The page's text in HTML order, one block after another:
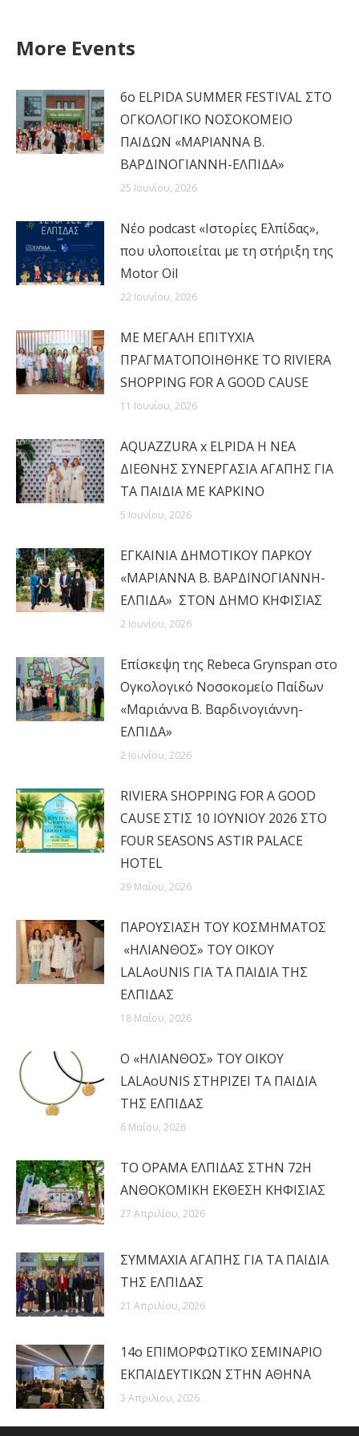
More Events
6ο ELPIDA SUMMER FESTIVAL ΣΤΟ
ΟΓΚΟΛΟΓΙΚΟ ΝΟΣΟΚΟΜΕΙΟ
ΠΑΙΔΩΝ «ΜΑΡΙΑΝΝΑ Β.
ΒΑΡΔΙΝΟΓΙΑΝΝΗ-ΕΛΠΙΔΑ»
25 Ιουνίου, 2026
Νέο podcast «Ιστορίες Ελπίδας»,
που υλοποιείται με τη στήριξη της
Motor Oil
22 Ιουνίου, 2026
MΕ ΜΕΓΑΛΗ ΕΠΙΤΥΧΙΑ
ΠΡΑΓΜΑΤΟΠΟΙΗΘΗΚΕ ΤΟ RIVIERA
SHOPPING FOR A GOOD CAUSE
11 Ιουνίου, 2026
AQUAZZURA x ELPIDA Η ΝΕΑ
ΔΙΕΘΝΗΣ ΣΥΝΕΡΓΑΣΙΑ ΑΓΑΠΗΣ ΓΙΑ
ΤΑ ΠΑΙΔΙΑ ΜΕ ΚΑΡΚΙΝΟ
5 Ιουνίου, 2026
ΕΓΚΑΙΝΙΑ ΔΗΜΟΤΙΚΟΥ ΠΑΡΚΟΥ
«ΜΑΡΙΑΝΝΑ Β. ΒΑΡΔΙΝΟΓΙΑΝΝΗ-
ΕΛΠΙΔΑ» ΣΤΟΝ ΔΗΜΟ ΚΗΦΙΣΙΑΣ
2 Ιουνίου, 2026
Επίσκεψη της Rebeca Grynspan στο
Ογκολογικό Νοσοκομείο Παίδων
«Μαριάννα Β. Βαρδινογιάννη-
ΕΛΠΙΔΑ»
2 Ιουνίου, 2026
RIVIERA SHOPPING FOR A GOOD
CAUSE ΣΤΙΣ 10 ΙΟΥΝΙΟΥ 2026 ΣΤΟ
FOUR SEASONS ASTIR PALACE
HOTEL
29 Μαΐου, 2026
ΠΑΡΟΥΣΙΑΣΗ ΤΟΥ ΚΟΣΜΗΜΑΤΟΣ
«ΗΛΙΑΝΘΟΣ» ΤΟΥ ΟΙΚΟΥ
LALAoUNIS ΓΙΑ ΤΑ ΠΑΙΔΙΑ ΤΗΣ
ΕΛΠΙΔΑΣ
18 Μαΐου, 2026
Ο «ΗΛΙΑΝΘΟΣ» ΤΟΥ ΟΙΚΟΥ
LALAoUNIS ΣΤΗΡΙΖΕΙ ΤΑ ΠΑΙΔΙΑ
ΤΗΣ ΕΛΠΙΔΑΣ
6 Μαΐου, 2026
ΤΟ ΟΡΑΜΑ ΕΛΠΙΔΑΣ ΣΤΗΝ 72Η
ΑΝΘΟΚΟΜΙΚΗ ΕΚΘΕΣΗ ΚΗΦΙΣΙΑΣ
27 Απριλίου, 2026
ΣΥΜΜΑΧΙΑ ΑΓΑΠΗΣ ΓΙΑ ΤΑ ΠΑΙΔΙΑ
ΤΗΣ ΕΛΠΙΔΑΣ
21 Απριλίου, 2026
14ο ΕΠΙΜΟΡΦΩΤΙΚΟ ΣΕΜΙΝΑΡΙΟ
ΕΚΠΑΙΔΕΥΤΙΚΩΝ ΣΤΗΝ ΑΘΗΝΑ
3 Απριλίου, 2026